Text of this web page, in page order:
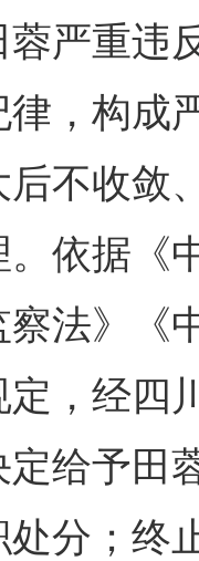
重违反
律，构成
后不收敛
。依据《
察法》《
定，经四
定给予田
处分；终
药对药下症？